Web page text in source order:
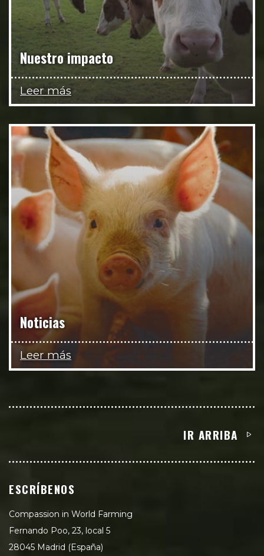
Nuestro impacto
Leer más
Noticias
Leer más
IR ARRIBA
ESCRÍBENOS
Compassion in World Farming
Fernando Poo, 23, local 5
28045 Madrid (España)